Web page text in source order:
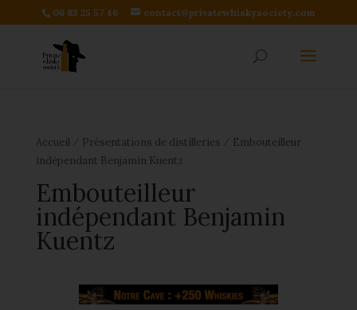
06 83 25 57 46 contact@privatewhiskysociety.com
Accueil Présentations de distilleries
Embouteilleur
indépendant Benjamin Kuentz
Embouteilleur
indépendant Benjamin
Kuentz